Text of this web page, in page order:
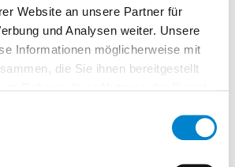
Website an unsere Partner für
und Analysen weiter. Unsere
Informationen möglicherweise mit
die Sie ihnen bereitgestellt
Drücker & Griffe